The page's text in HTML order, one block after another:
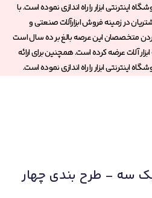
اینترنتی ابزار را راه اندازی نموده است. با
در زمینه فروش ابزارآلات صنعتی و
متخصصان این عرصه بالغ بر ده سال است
آلات عرضه کرده است. همچنین برای ارائه
اینترنتی ابزار را راه اندازی نموده است.
سه - طرح بندی چهار